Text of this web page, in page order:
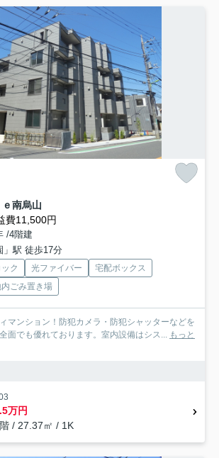
南烏山
費11,500円
/4階建
」駅 徒歩17分
ク 光ファイバー
宅配ボックス
内ごみ置き場
マンション！防犯カメラ・防犯シャッターなどを
面でも優れております。室内設備はシス... もっと
万円
/ 27.37㎡ / 1K